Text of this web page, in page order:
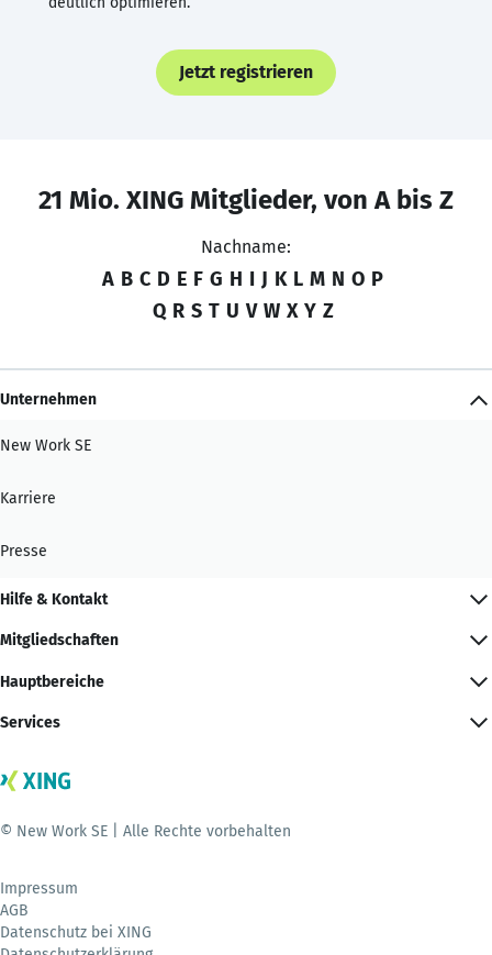
Jetzt registrieren
21 Mio. XING Mitglieder, von A bis Z
Nachname:
A B C D E F G H I J K L M N O P
Q R S T U V W X Y Z
Unternehmen
New Work SE
Karriere
Presse
Hilfe & Kontakt
Mitgliedschaften
Hauptbereiche
Services
© New Work SE | Alle Rechte vorbehalten
Impressum
AGB
Datenschutz bei XING